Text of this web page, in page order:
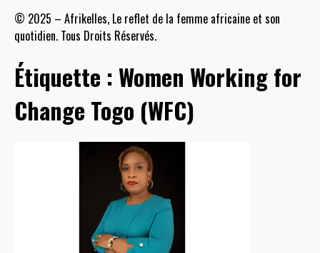
© 2025 – Afrikelles, Le reflet de la femme africaine et son
quotidien. Tous Droits Réservés.
Étiquette : Women Working for
Change Togo (WFC)